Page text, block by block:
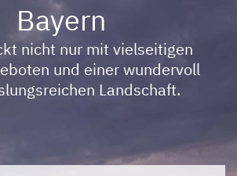
Bayern
nicht nur mit vielseitigen
und einer wundervoll
Landschaft.